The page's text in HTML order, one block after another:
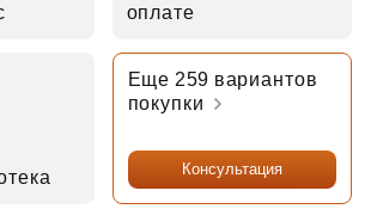
оплате
Еще 259 вариантов
покупки
Консультация